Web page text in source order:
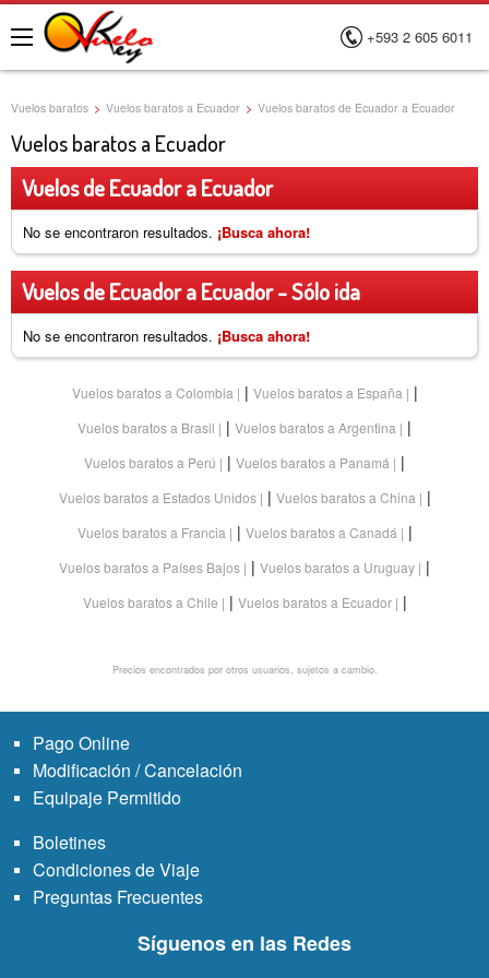
Menú +593 2 605 6011
Vuelos baratos > Vuelos baratos a Ecuador > Vuelos baratos de Ecuador a Ecuador
Vuelos baratos a Ecuador
Vuelos de Ecuador a Ecuador
No se encontraron resultados. ¡Busca ahora!
Vuelos de Ecuador a Ecuador - Sólo ida
No se encontraron resultados. ¡Busca ahora!
Vuelos baratos a Colombia | Vuelos baratos a España |
Vuelos baratos a Brasil | Vuelos baratos a Argentina |
Vuelos baratos a Perú | Vuelos baratos a Panamá |
Vuelos baratos a Estados Unidos | Vuelos baratos a China |
Vuelos baratos a Francia | Vuelos baratos a Canadá |
Vuelos baratos a Países Bajos | Vuelos baratos a Uruguay |
Vuelos baratos a Chile | Vuelos baratos a Ecuador |
Precios encontrados por otros usuarios, sujetos a cambio.
Pago Online
Modificación / Cancelación
Equipaje Permitido
Boletines
Condiciones de Viaje
Preguntas Frecuentes
Síguenos en las Redes